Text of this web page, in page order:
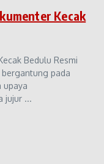
Kecak
Bedulu Resmi
pada
upaya
jujur ...